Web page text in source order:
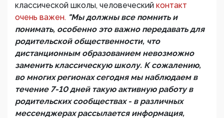
классической школы, человеческий контакт
очень важен. "Мы должны все помнить и
понимать, особенно это важно передавать для
родительской общественности, что
дистанционным образованием невозможно
заменить классическую школу. К сожалению,
во многих регионах сегодня мы наблюдаем в
течение 7-10 дней такую активную работу в
родительских сообществах - в различных
мессенджерах рассылается информация,